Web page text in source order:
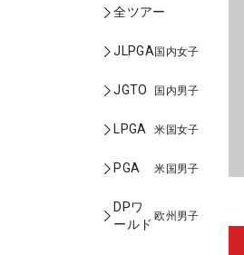
全ツアー
JLPGA国内女子
JGTO 国内男子
LPGA 米国女子
PGA 米国男子
DPワ
ールド
欧州男子